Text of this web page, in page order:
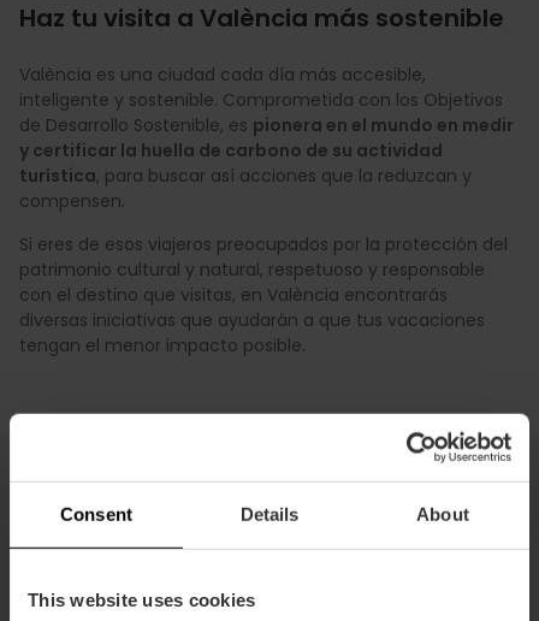
Consent Details About
This website uses cookies
Haz tu visita a València más sostenible
València es una ciudad cada día más accesible,
inteligente y sostenible. Comprometida con los Objetivos
de Desarrollo Sostenible, es pionera en el mundo en medir
y certificar la huella de carbono de su actividad
turística, para buscar así acciones que la reduzcan y
compensen.
Si eres de esos viajeros preocupados por la protección del
patrimonio cultural y natural, respetuoso y responsable
con el destino que visitas, en València encontrarás
diversas iniciativas que ayudarán a que tus vacaciones
tengan el menor impacto posible.
¡Descubre la ciudad cuidando el